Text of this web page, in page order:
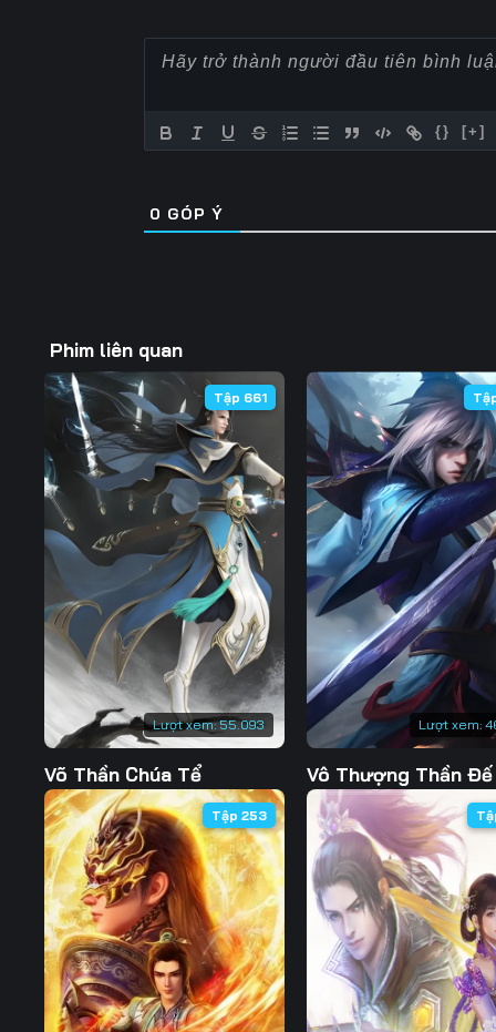
Tập 65 Tập 66
Tập 99 Tập 100 Tập 101
Tập 106 Tập 107 Tập 108
Tập 113 Tập 114 Tập 115
Tập 120 Tập 121 Tập 122
Tập 127 Tập 128 Tập 129
Tập 134 Tập 135 Tập 136
Tập 141 Tập 142 Tập 143
Tập 148 Tập 149 Tập 150
Tập 155
Tập 162 Tập 163 Tập 164
Tập 169 Tập 170 Tập 171
Tập 176 Tập 177 Tập 178
Tập 183 Tập 184 Tập 185
Tập 190 Tập 191 Tập 192
{} [+]
0 GÓP Ý
Phim liên quan
Lượt xem:55.093
Tập 661
Võ Thần Chúa Tể
Lượt xem:
Vô Thượng Thần Đế
Tập 253